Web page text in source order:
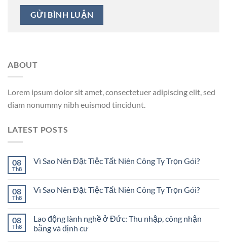
ABOUT
Lorem ipsum dolor sit amet, consectetuer adipiscing elit, sed
diam nonummy nibh euismod tincidunt.
LATEST POSTS
08
Th8
Vì Sao Nên Đặt Tiệc Tất Niên Công Ty Trọn Gói?
08
Th8
Vì Sao Nên Đặt Tiệc Tất Niên Công Ty Trọn Gói?
08
Th8
Lao động lành nghề ở Đức: Thu nhập, công nhận
bằng và định cư